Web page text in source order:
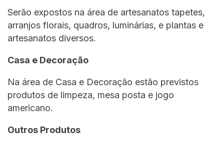
Serão expostos na área de artesanatos tapetes,
arranjos florais, quadros, luminárias, e plantas e
artesanatos diversos.
Casa e Decoração
Na área de Casa e Decoração estão previstos
produtos de limpeza, mesa posta e jogo
americano.
Outros Produtos